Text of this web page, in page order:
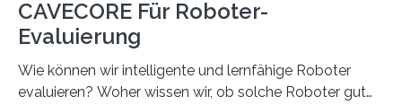
CAVECORE Für Roboter-
Evaluierung
Wie können wir intelligente und lernfähige Roboter
evaluieren? Woher wissen wir, ob solche Roboter gut